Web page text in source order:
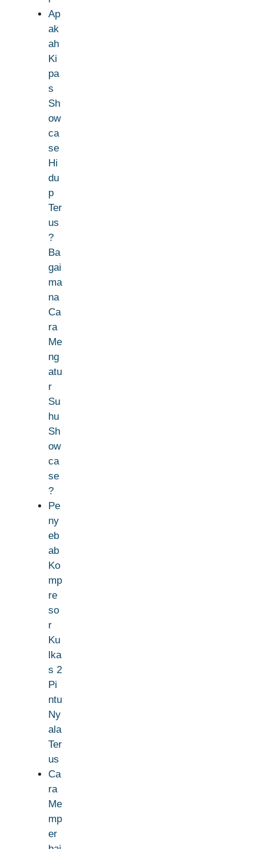
Ap
ak
ah
Ki
pa
s
Sh
ow
ca
se
Hi
du
p
Ter
us
?
Ba
gai
ma
na
Ca
ra
Me
ng
atu
r
Su
hu
Sh
ow
ca
se
?
Pe
ny
eb
ab
Ko
mp
re
so
r
Ku
lka
s 2
Pi
ntu
Ny
ala
Ter
us
Ca
ra
Me
mp
er